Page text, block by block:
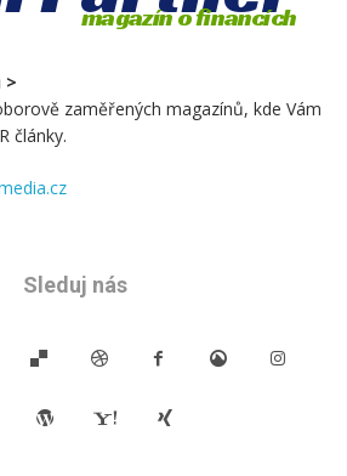
magazín o financích
>
zaměřených magazínů, kde Vám
články.
Sleduj nás